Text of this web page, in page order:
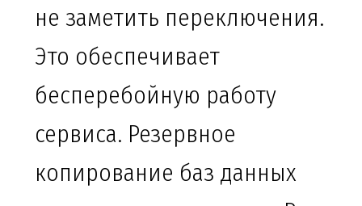
не заметить переключения.
Это обеспечивает
бесперебойную работу
сервиса. Резервное
копирование баз данных